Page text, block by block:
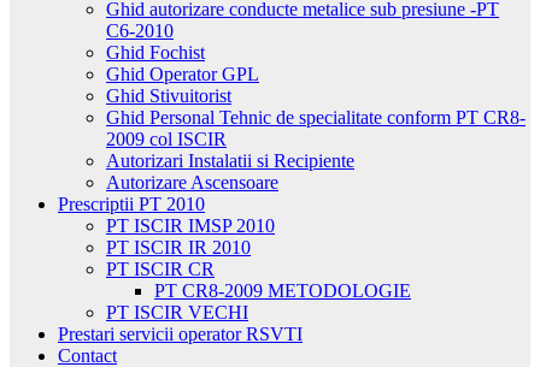
Ghid autorizare conducte metalice sub presiune -PT
C6-2010
Ghid Fochist
Ghid Operator GPL
Ghid Stivuitorist
Ghid Personal Tehnic de specialitate conform PT CR8-
2009 col ISCIR
Autorizari Instalatii si Recipiente
Autorizare Ascensoare
Prescriptii PT 2010
PT ISCIR IMSP 2010
PT ISCIR IR 2010
PT ISCIR CR
PT CR8-2009 METODOLOGIE
PT ISCIR VECHI
Prestari servicii operator RSVTI
Contact